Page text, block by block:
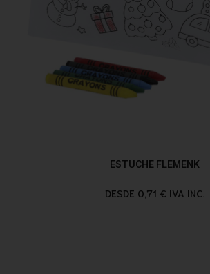
ESTUCHE FLEMENK
DESDE 0,71 € IVA INC.